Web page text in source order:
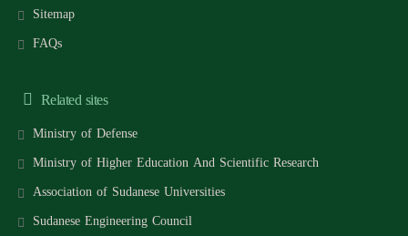
Sitemap
FAQs
Related sites
Ministry of Defense
Ministry of Higher Education And Scientific Research
Association of Sudanese Universities
Sudanese Engineering Council